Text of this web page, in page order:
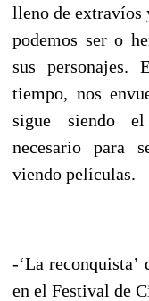
lleno de extravíos
podemos ser o
sus personajes.
tiempo, nos
sigue siendo
necesario para
viendo películas.
-‘La reconquista’
en el Festival de